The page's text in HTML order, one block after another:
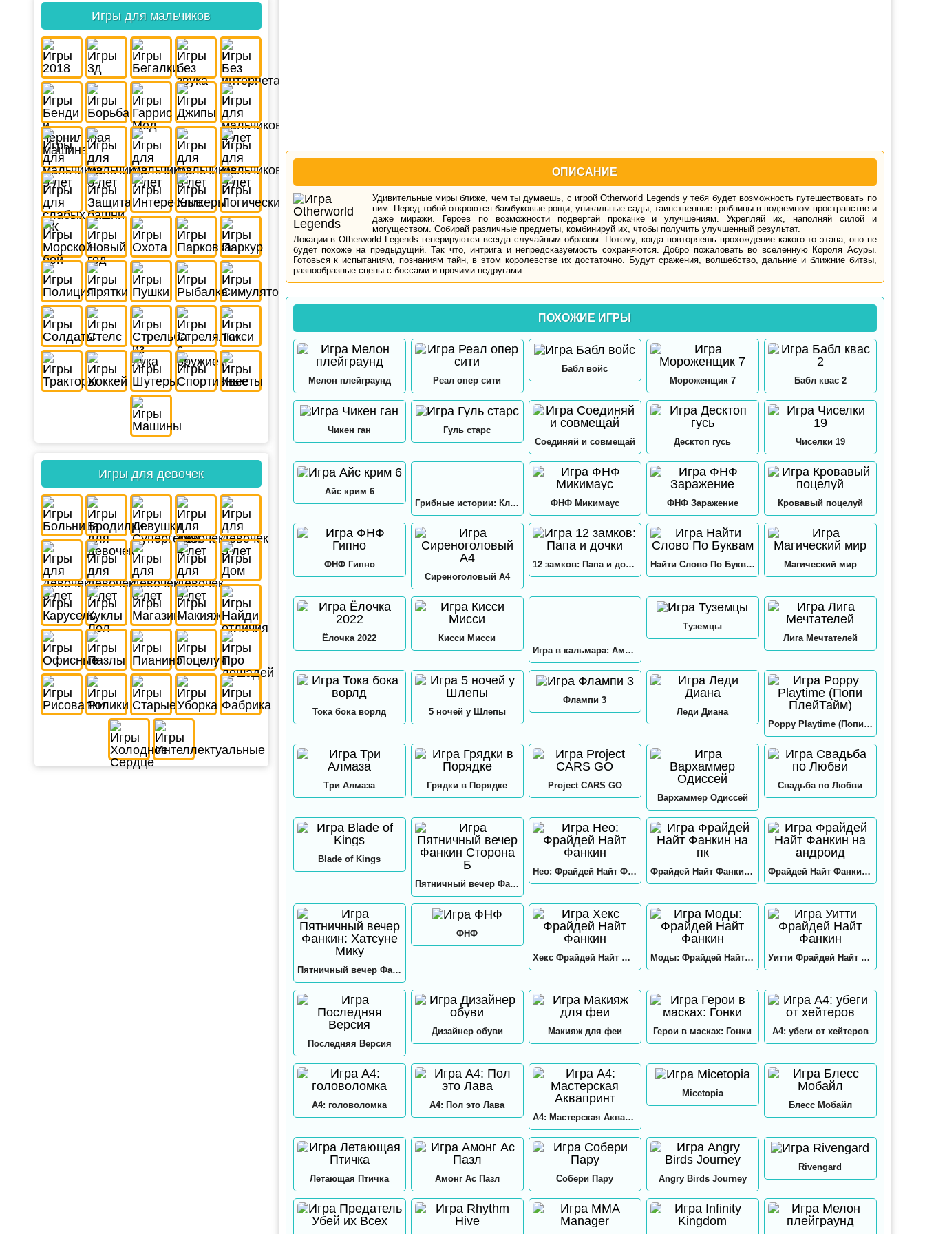
Игры для мальчиков
Игры для девочек
ОПИСАНИЕ
Удивительные миры ближе, чем ты думаешь, с игрой Otherworld Legends у тебя будет возможность путешествовать по
ним. Перед тобой откроются бамбуковые рощи, уникальные сады, таинственные гробницы в подземном пространстве и
даже миражи. Героев по возможности подвергай прокачке и улучшениям. Укрепляй их, наполняй силой и
могуществом. Собирай различные предметы, комбинируй их, чтобы получить улучшенный результат.
Локации в Otherworld Legends генерируются всегда случайным образом. Потому, когда повторяешь прохождение какого-то этапа, оно не
будет похоже на предыдущий. Так что, интрига и непредсказуемость сохраняются. Добро пожаловать во вселенную Короля Асуры.
Готовься к испытаниям, познаниям тайн, в этом королевстве их достаточно. Будут сражения, волшебство, дальние и ближние битвы,
разнообразные сцены с боссами и прочими недругами.
ПОХОЖИЕ ИГРЫ
Мелон плейграунд Реал опер сити
Бабл войс
Мороженщик 7
Бабл квас 2
Чикен ган
Гуль старс
Соединяй и совмещай
Десктоп гусь Чиселки 19
Айс крим 6
Грибные истории: Кликер
ФНФ Микимаус ФНФ Заражение Кровавый поцелуй
ФНФ Гипно
Сиреноголовый А4
12 замков: Папа и дочки Найти Слово По Буквам Магический мир
Ёлочка 2022
Кисси Мисси
Игра в кальмара: Амонг ас
Туземцы
Лига Мечтателей
Тока бока ворлд 5 ночей у Шлепы
Флампи 3
Леди Диана
Poppy Playtime (Попи ПлейТайм)
Три Алмаза Грядки в Порядке
Project CARS GO
Вархаммер Одиссей
Свадьба по Любви
Blade of Kings
Пятничный вечер Фанкин Сторона Б
Нео: Фрайдей Найт Фанкин Фрайдей Найт Фанкин на пк Фрайдей Найт Фанкин на андроид
Пятничный вечер Фанкин: Хатсуне Мику
ФНФ
Хекс Фрайдей Найт Фанкин Моды: Фрайдей Найт Фанкин Уитти Фрайдей Найт Фанкин
Последняя Версия
Дизайнер обуви Макияж для феи Герои в масках: Гонки А4: убеги от хейтеров
А4: головоломка
А4: Пол это Лава
А4: Мастерская Аквапринт
Micetopia
Блесс Мобайл
Летающая Птичка Амонг Ас Пазл Собери Пару Angry Birds Journey
Rivengard